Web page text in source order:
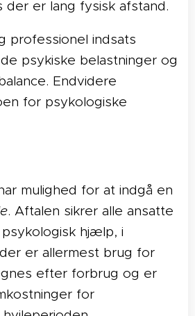
der er lang fysisk afstand.
professionel indsats
psykiske belastninger og
Endvidere
for psykologiske
mulighed for at indgå en
. Aftalen sikrer alle ansatte
hjælp, i
er allermest brug for
efter forbrug og er
for